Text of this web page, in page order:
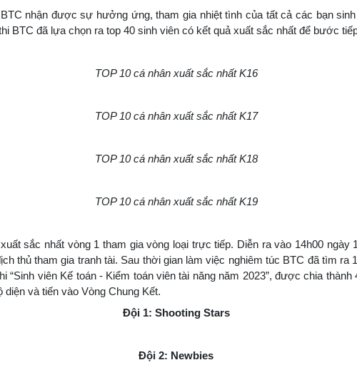
nhận được sự hưởng ứng, tham gia nhiệt tình của tất cả các bạn
BTC đã lựa chọn ra top 40 sinh viên có kết quả xuất sắc nhất để bước
TOP 10 cá nhân xuất sắc nhất K16
TOP 10 cá nhân xuất sắc nhất K17
TOP 10 cá nhân xuất sắc nhất K18
TOP 10 cá nhân xuất sắc nhất K19
sắc nhất vòng 1 tham gia vòng loại trực tiếp. Diễn ra vào 14h00 ngày
thủ tham gia tranh tài. Sau thời gian làm việc nghiêm túc BTC đã tìm ra
“Sinh viên Kế toán - Kiểm toán viên tài năng năm 2023”, được chia
và tiến vào Vòng Chung Kết.
Đội 1: Shooting Stars
Đội 2: Newbies